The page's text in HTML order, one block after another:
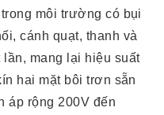
môi trường có bụi
cánh quạt, thanh và
mang lại hiệu suất
hai mặt bôi trơn sẵn
áp rộng 200V đến